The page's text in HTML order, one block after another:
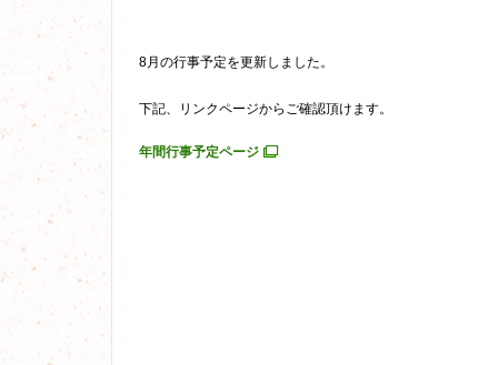
8月の行事予定を更新しました。
下記、リンクページからご確認頂けます。
年間行事予定ページ